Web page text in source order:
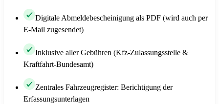
Digitale Abmeldebescheinigung als PDF (wird auch per
E-Mail zugesendet)
Inklusive aller Gebühren (Kfz-Zulassungsstelle &
Kraftfahrt-Bundesamt)
Zentrales Fahrzeugregister: Berichtigung der
Erfassungsunterlagen